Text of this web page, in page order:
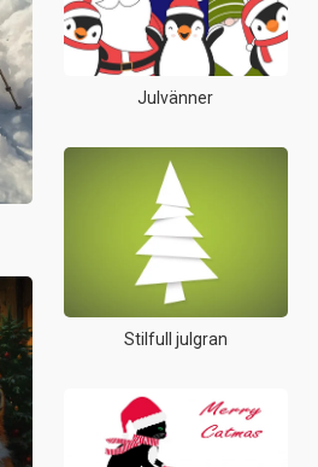
Julvänner
Stilfull julgran